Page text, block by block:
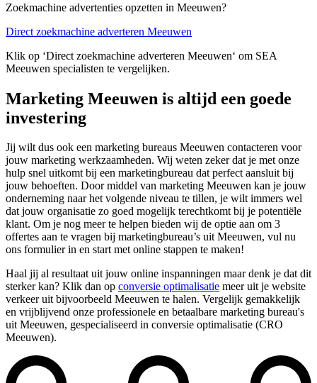
Zoekmachine advertenties opzetten in Meeuwen?
Direct zoekmachine adverteren Meeuwen
Klik op ‘Direct zoekmachine adverteren Meeuwen‘ om SEA
Meeuwen specialisten te vergelijken.
Marketing Meeuwen is altijd een goede
investering
Jij wilt dus ook een marketing bureaus Meeuwen contacteren voor
jouw marketing werkzaamheden. Wij weten zeker dat je met onze
hulp snel uitkomt bij een marketingbureau dat perfect aansluit bij
jouw behoeften. Door middel van marketing Meeuwen kan je jouw
onderneming naar het volgende niveau te tillen, je wilt immers wel
dat jouw organisatie zo goed mogelijk terechtkomt bij je potentiële
klant. Om je nog meer te helpen bieden wij de optie aan om 3
offertes aan te vragen bij marketingbureau’s uit Meeuwen, vul nu
ons formulier in en start met online stappen te maken!
Haal jij al resultaat uit jouw online inspanningen maar denk je dat dit
sterker kan? Klik dan op conversie optimalisatie meer uit je website
verkeer uit bijvoorbeeld Meeuwen te halen. Vergelijk gemakkelijk
en vrijblijvend onze professionele en betaalbare marketing bureau's
uit Meeuwen, gespecialiseerd in conversie optimalisatie (CRO
Meeuwen).